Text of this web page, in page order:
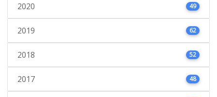
2020 49
2019 62
2018 52
2017 48